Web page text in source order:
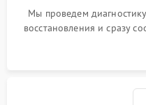
Мы проведем
восстановления и сразу